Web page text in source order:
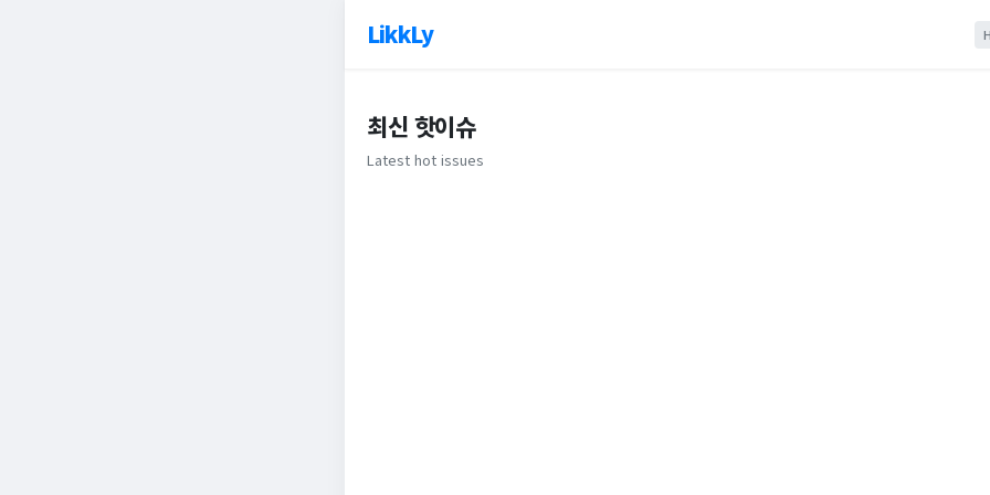
LikkLy
최신 핫이슈
Latest hot issues